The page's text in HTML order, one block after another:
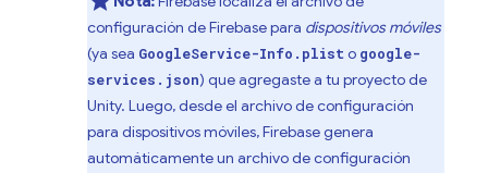
configuración de Firebase para dispositivos móviles
(ya sea GoogleService-Info.plist o google-
services.json) que agregaste a tu proyecto de
Unity. Luego, desde el archivo de configuración
para dispositivos móviles, Firebase genera
automáticamente un archivo de configuración